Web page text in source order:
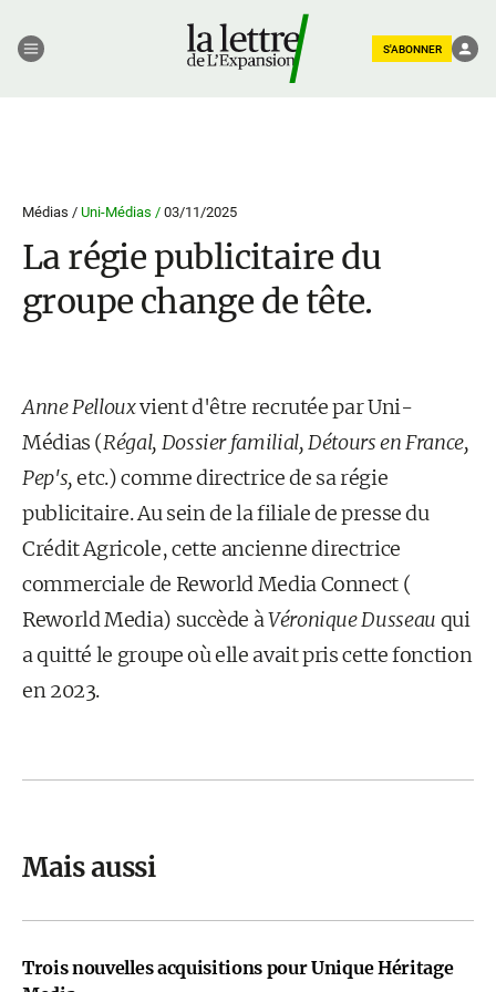
S'ABONNER
Médias / Uni-Médias / 03/11/2025
La régie publicitaire du
groupe change de tête.
Anne Pellouxvient d'être recrutée par Uni-
Médias (Régal, Dossier familial, Détours en France,
Pep's,etc.) comme directrice de sa régie
publicitaire. Au sein de la filiale de presse du
Crédit Agricole, cette ancienne directrice
commerciale de Reworld Media Connect (
Reworld Media) succède àVéronique Dusseau qui
a quitté le groupe où elle avait pris cette fonction
en 2023.
Mais aussi
Trois nouvelles acquisitions pour Unique Héritage